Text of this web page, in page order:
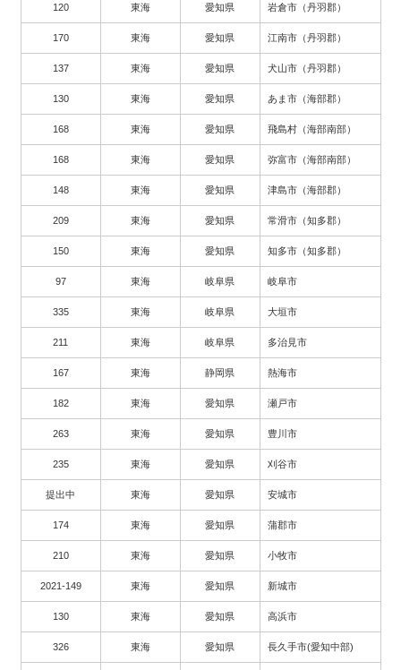
120 東海 愛知県 岩倉市（丹羽郡）
170 東海 愛知県 江南市（丹羽郡）
137 東海 愛知県 犬山市（丹羽郡）
130 東海 愛知県 あま市（海部郡）
168 東海 愛知県 飛島村（海部南部）
168 東海 愛知県 弥富市（海部南部）
148 東海 愛知県 津島市（海部郡）
209 東海 愛知県 常滑市（知多郡）
150 東海 愛知県 知多市（知多郡）
97 東海 岐阜県 岐阜市
335 東海 岐阜県 大垣市
211 東海 岐阜県 多治見市
167 東海 静岡県 熱海市
182 東海 愛知県 瀬戸市
263 東海 愛知県 豊川市
235 東海 愛知県 刈谷市
提出中 東海 愛知県 安城市
174 東海 愛知県 蒲郡市
210 東海 愛知県 小牧市
2021-149 東海 愛知県 新城市
130 東海 愛知県 高浜市
326 東海 愛知県 長久手市(愛知中部)